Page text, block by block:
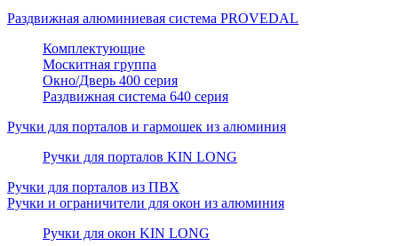
Раздвижная алюминиевая система PROVEDAL
Комплектующие
Москитная группа
Окно/Дверь 400 серия
Раздвижная система 640 серия
Ручки для порталов и гармошек из алюминия
Ручки для порталов KIN LONG
Ручки для порталов из ПВХ
Ручки и ограничители для окон из алюминия
Ручки для окон KIN LONG